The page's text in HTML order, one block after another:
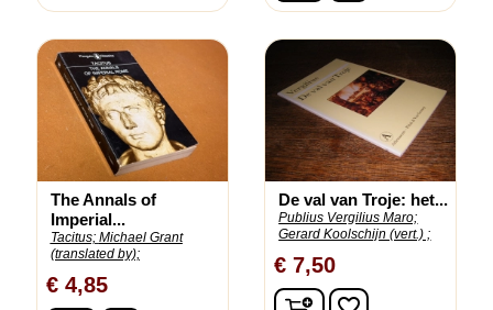
The Annals of
Imperial...
Tacitus; Michael Grant
(translated by);
€ 4,85
De val van Troje: het...
Publius Vergilius Maro;
Gerard Koolschijn (vert.) ;
€ 7,50
In winkelwagen